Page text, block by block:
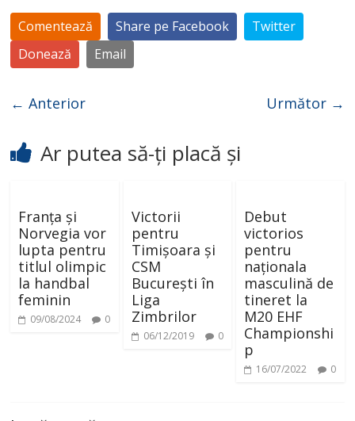
Comentează Share pe Facebook
Twitter
Donează
Email
← Anterior Următor →
Ar putea să-ți placă și
Franța și
Norvegia vor
lupta pentru
titlul olimpic
la handbal
feminin
09/08/2024 0
Victorii
pentru
Timișoara și
CSM
București în
Liga
Zimbrilor
06/12/2019 0
Debut
victorios
pentru
naționala
masculină de
tineret la
M20 EHF
Championshi
p
16/07/2022 0